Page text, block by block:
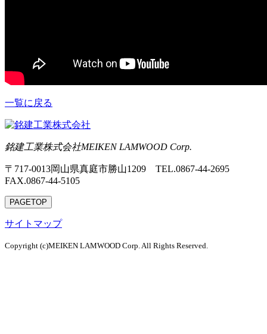
一覧に戻る
銘建工業株式会社MEIKEN LAMWOOD Corp.
〒717-0013岡山県真庭市勝山1209 TEL.0867-44-2695
FAX.0867-44-5105
PAGETOP
サイトマップ
Copyright (c)MEIKEN LAMWOOD Corp. All Rights Reserved.